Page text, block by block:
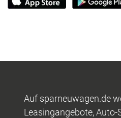
Auf sparneuwagen.de
Leasingangebote,